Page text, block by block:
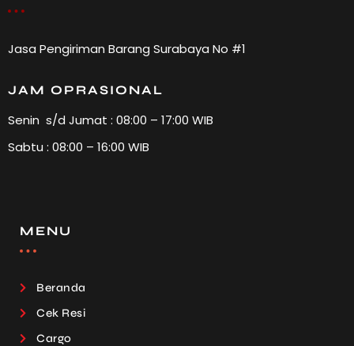
Jasa Pengiriman Barang Surabaya No #1
JAM OPRASIONAL
Senin s/d Jumat : 08:00 – 17:00 WIB
Sabtu : 08:00 – 16:00 WIB
MENU
Beranda
Cek Resi
Cargo